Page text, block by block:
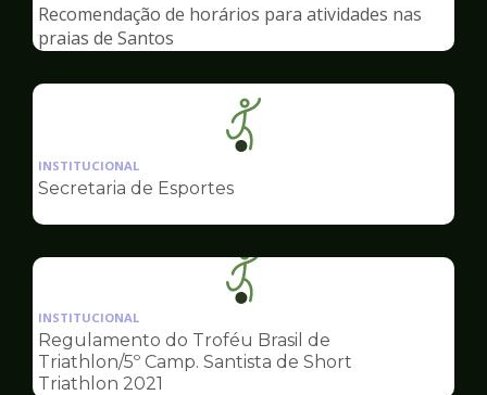
Esportes
Recomendação de horários para atividades nas
praias de Santos
Ilustração
da
Esportes
INSTITUCIONAL
Secretaria de Esportes
Ilustração
da
pagina
de
INSTITUCIONAL
Regulamento do Troféu Brasil de
Triathlon/5º Camp. Santista de Short
Triathlon 2021